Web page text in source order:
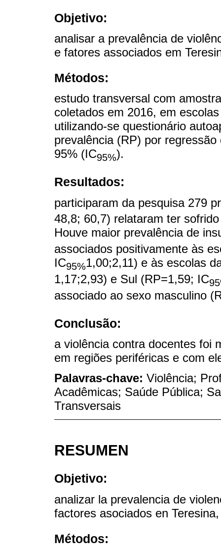
Objetivo:
analisar a prevalência de
e fatores associados em
Métodos:
estudo transversal com
coletados em 2016, em
utilizando-se questionário
prevalência (RP) por
95% (IC95%).
Resultados:
participaram da pesquisa 279
48,8; 60,7) relataram ter
Houve maior prevalência de
associados positivamente às
IC95%1,00;2,11) e às escolas
1,17;2,93) e Sul (RP=1,59; IC
associado ao sexo masculino
Conclusão:
a violência contra docentes foi
em regiões periféricas e com
Palavras-chave: Violência;
Acadêmicas; Saúde Pública;
Transversais
RESUMEN
Objetivo:
analizar la prevalencia de
factores asociados en
Métodos: